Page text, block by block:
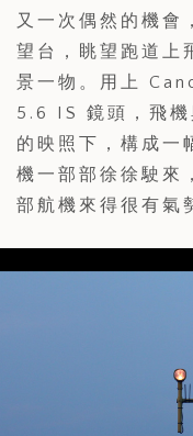
又一次偶然的機會
望台，眺望跑道上
景一物。用上
5.6 IS 鏡頭，飛機
的映照下，構成一
機一部部徐徐駛來
部航機來得很有氣